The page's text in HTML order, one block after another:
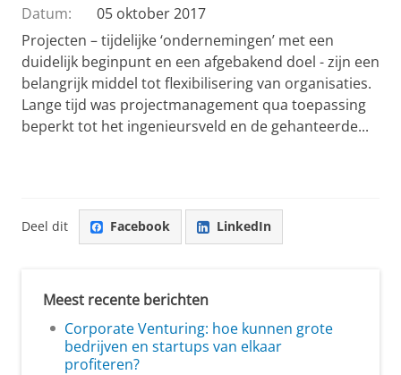
Datum:
05 oktober 2017
Projecten – tijdelijke ‘ondernemingen’ met een
duidelijk beginpunt en een afgebakend doel - zijn een
belangrijk middel tot flexibilisering van organisaties.
Lange tijd was projectmanagement qua toepassing
beperkt tot het ingenieursveld en de gehanteerde...
Deel dit Facebook LinkedIn
Meest recente berichten
Corporate Venturing: hoe kunnen grote
bedrijven en startups van elkaar
profiteren?